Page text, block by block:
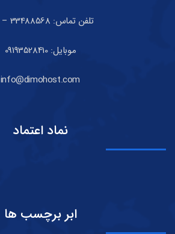
تلفن تماس: 33488568 – 044
موبایل: 09193528410
info@dimohost.com
نماد اعتماد
ابر برچسب ها